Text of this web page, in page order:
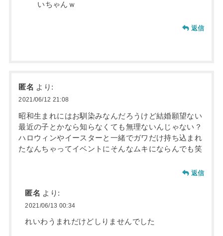
いちゃんｗ
返信
匿名 より:
2021/06/12 21:08
昭和生まれにはお馴染みなんだろうけど結婚願望ない
最近の子とかなら知らなくても無理ないんじゃない？
ハロウィンやイースターと一緒でガワだけ持ち込まれ
たなんちゃってイベントにそんなムキにならんでも笑
返信
匿名 より:
2021/06/13 00:34
れいわうまれだけどしりませんでした